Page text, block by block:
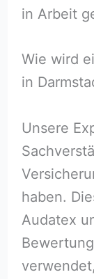
in Arbeit
Wie wird
in
Unsere
haben.
Audatex